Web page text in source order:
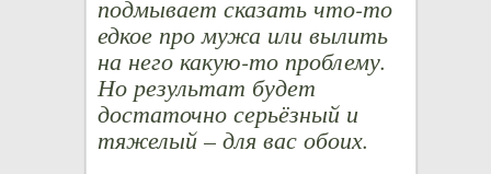
подмывает сказать что-то
едкое про мужа или вылить
на него какую-то проблему.
Но результат будет
достаточно серьёзный и
тяжелый – для вас обоих.